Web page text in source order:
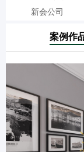
新会公司
案例作